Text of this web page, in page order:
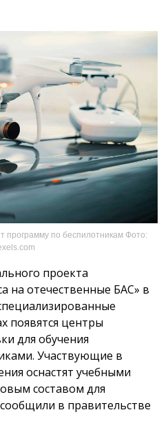
программу по беспилотникам Фото:
проекта
на отечественные БАС» в
появятся центры
для обучения
Участвующие в
оснастят учебными
составом для
в правительстве